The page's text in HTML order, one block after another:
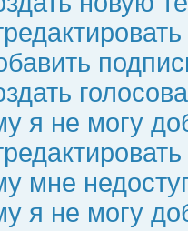
я не могу
мне
я не могу